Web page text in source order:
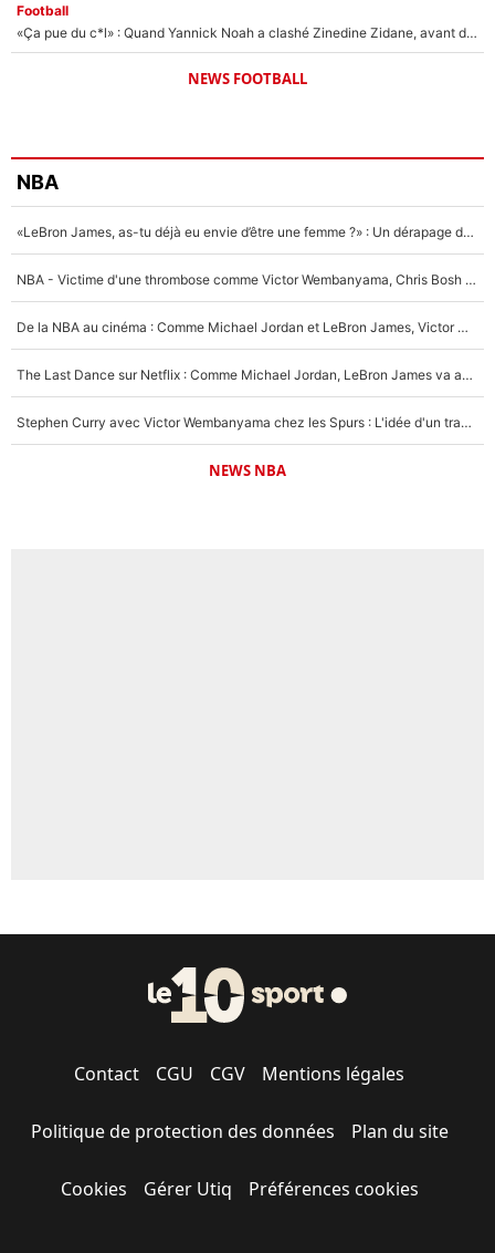
Football
«Ça pue du c*l» : Quand Yannick Noah a clashé Zinedine Zidane, avant de se faire recadrer par le nouveau sélectionneur de l'équipe de France !
NEWS FOOTBALL
NBA
«LeBron James, as-tu déjà eu envie d’être une femme ?» : Un dérapage de Donald Trump sur la superstar de la NBA refait surface
NBA - Victime d'une thrombose comme Victor Wembanyama, Chris Bosh prévient le Français des risques sur sa santé : «J’ai failli mourir sur le coup et j’ai été ramené à la vie»
De la NBA au cinéma : Comme Michael Jordan et LeBron James, Victor Wembanyama rêve d'une carrière d'acteur !
The Last Dance sur Netflix : Comme Michael Jordan, LeBron James va avoir le droit à sa série !
Stephen Curry avec Victor Wembanyama chez les Spurs : L'idée d'un trade historique est lancée en NBA !
NEWS NBA
Contact CGU CGV Mentions légales
Politique de protection des données Plan du site
Cookies Gérer Utiq Préférences cookies